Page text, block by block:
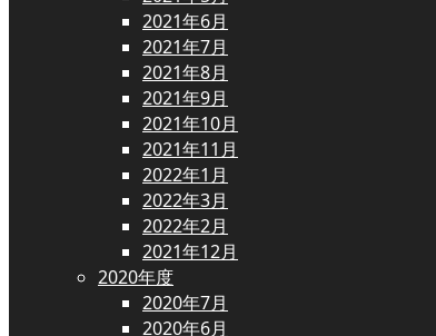
2021年6月
2021年7月
2021年8月
2021年9月
2021年10月
2021年11月
2022年1月
2022年3月
2022年2月
2021年12月
2020年度
2020年7月
2020年6月